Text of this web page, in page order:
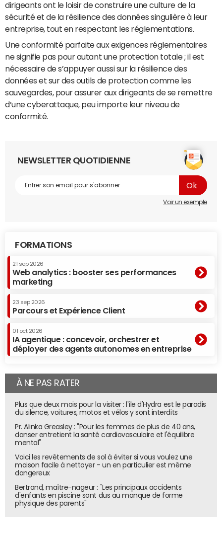
dirigeants ont le loisir de construire une culture de la
sécurité et de la résilience des données singulière à leur
entreprise, tout en respectant les réglementations.
Une conformité parfaite aux exigences réglementaires
ne signifie pas pour autant une protection totale ; il est
nécessaire de s’appuyer aussi sur la résilience des
données et sur des outils de protection comme les
sauvegardes, pour assurer aux dirigeants de se remettre
d’une cyberattaque, peu importe leur niveau de
conformité.
NEWSLETTER QUOTIDIENNE
Voir un exemple
FORMATIONS
21 sep 2026
Web analytics : booster ses performances
marketing
23 sep 2026
Parcours et Expérience Client
01 oct 2026
IA agentique : concevoir, orchestrer et
déployer des agents autonomes en entreprise
À NE PAS RATER
Plus que deux mois pour la visiter : l'île d'Hydra est le paradis
du silence, voitures, motos et vélos y sont interdits
Pr. Alinka Greasley : "Pour les femmes de plus de 40 ans,
danser entretient la santé cardiovasculaire et l'équilibre
mental"
Voici les revêtements de sol à éviter si vous voulez une
maison facile à nettoyer - un en particulier est même
dangereux
Bertrand, maître-nageur : "Les principaux accidents
d'enfants en piscine sont dus au manque de forme
physique des parents"